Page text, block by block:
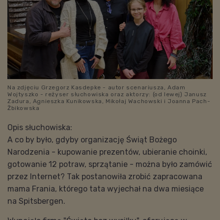
Na zdjęciu Grzegorz Kasdepke - autor scenariusza, Adam
Wojtyszko - reżyser słuchowiska oraz aktorzy: (od lewej) Janusz
Zadura, Agnieszka Kunikowska, Mikołaj Wachowski i Joanna Pach-
Żbikowska
Opis słuchowiska:
A co by było, gdyby organizację Świąt Bożego
Narodzenia - kupowanie prezentów, ubieranie choinki,
gotowanie 12 potraw, sprzątanie - można było zamówić
przez Internet? Tak postanowiła zrobić zapracowana
mama Frania, którego tata wyjechał na dwa miesiące
na Spitsbergen.